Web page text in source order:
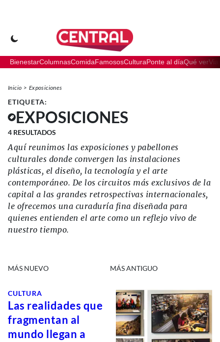
BienestarColumnasComidaFamososCulturaPonte al díaQué ver
Inicio Exposiciones
ETIQUETA:
EXPOSICIONES
4 RESULTADOS
Aquí reunimos las exposiciones y pabellones
culturales donde convergen las instalaciones
plásticas, el diseño, la tecnología y el arte
contemporáneo. De los circuitos más exclusivos de la
capital a las grandes retrospectivas internacionales,
le ofrecemos una curaduría fina diseñada para
quienes entienden el arte como un reflejo vivo de
nuestro tiempo.
MÁS NUEVO MÁS ANTIGUO
CULTURA
Las realidades que
fragmentan al
mundo llegan a